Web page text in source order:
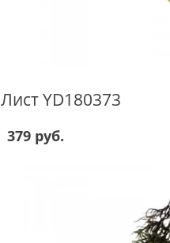
Лист YD180373
379 руб.